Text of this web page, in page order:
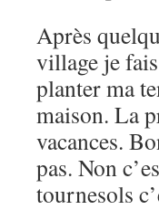
Après
village je
planter ma
maison. La
vacances.
pas. Non
tournesols